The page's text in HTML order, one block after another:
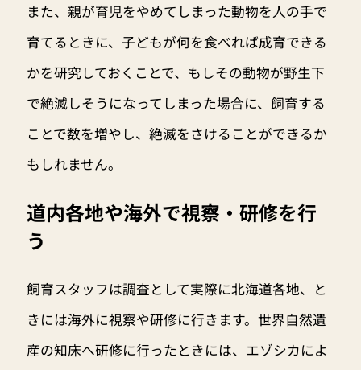
また、親が育児をやめてしまった動物を人の手で
育てるときに、子どもが何を食べれば成育できる
かを研究しておくことで、もしその動物が野生下
で絶滅しそうになってしまった場合に、飼育する
ことで数を増やし、絶滅をさけることができるか
もしれません。
道内各地や海外で視察・研修を行
う
飼育スタッフは調査として実際に北海道各地、と
きには海外に視察や研修に行きます。世界自然遺
産の知床へ研修に行ったときには、エゾシカによ